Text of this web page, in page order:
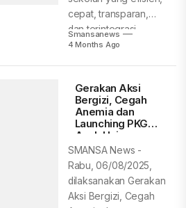
cepat, transparan,
dan terintegrasi
berbasis digital, Tata
Smansanews
4 Months Ago
Gerakan Aksi
Bergizi, Cegah
Anemia dan
Launching PKG
Anak Usia
Sekolah di SMAN
1 Rejang Lebong
SMANSA News -
Rabu, 06/08/2025,
dilaksanakan Gerakan
Aksi Bergizi, Cegah